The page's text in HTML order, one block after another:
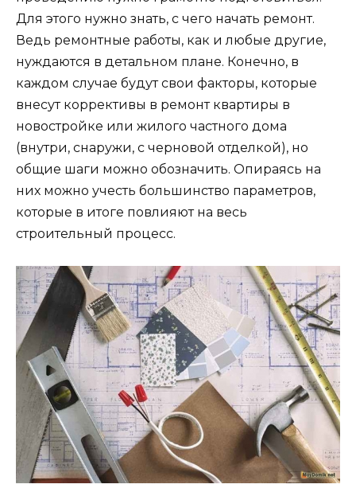
Для этого нужно знать, с чего начать ремонт.
Ведь ремонтные работы, как и любые другие,
нуждаются в детальном плане. Конечно, в
каждом случае будут свои факторы, которые
внесут коррективы в ремонт квартиры в
новостройке или жилого частного дома
(внутри, снаружи, с черновой отделкой), но
общие шаги можно обозначить. Опираясь на
них можно учесть большинство параметров,
которые в итоге повлияют на весь
строительный процесс.